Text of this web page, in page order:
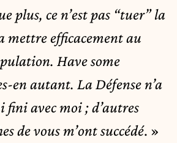
plus, ce n’est pas “tuer” la
mettre efficacement au
Have some
en autant. La Défense n’a
fini avec moi ; d’autres
de vous m’ont succédé. »